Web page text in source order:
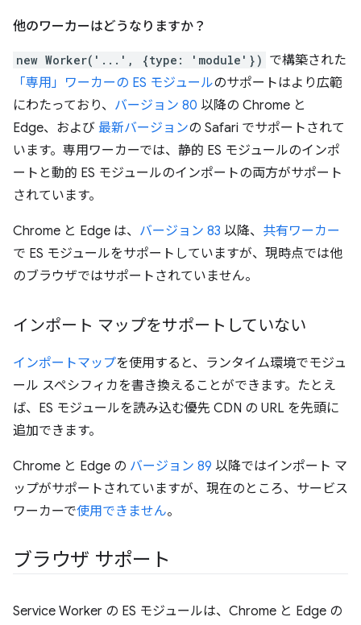
他のワーカーはどうなりますか？
new Worker('...', {type: 'module'}) で構築された
「専用」ワーカーの ES モジュールのサポートはより広範
にわたっており、 バージョン 80 以降の Chrome と
Edge、および 最新バージョンの Safari でサポートされて
います。専用ワーカーでは、静的 ES モジュールのインポ
ートと動的 ES モジュールのインポートの両方がサポート
されています。
Chrome と Edge は、 バージョン 83 以降、 共有ワーカー
で ES モジュールをサポートしていますが、現時点では他
のブラウザではサポートされていません。
インポート マップをサポートしていない
インポートマップを使用すると、ランタイム環境でモジュ
ール スペシフィカを書き換えることができます。たとえ
ば、ES モジュールを読み込む優先 CDN の URL を先頭に
追加できます。
Chrome と Edge の バージョン 89 以降ではインポート マ
ップがサポートされていますが、現在のところ、サービス
ワーカーで使用できません。
ブラウザ サポート
Service Worker の ES モジュールは、Chrome と Edge の